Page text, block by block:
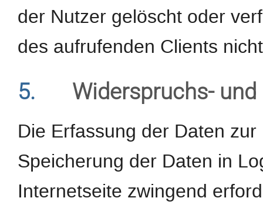
der Nutzer gelöscht oder
des aufrufenden Clients
5. Widerspruchs-
Die Erfassung der Daten
Speicherung der Daten in
Internetseite zwingend